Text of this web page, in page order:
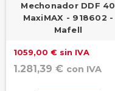
Mechonador DDF 40
MaxiMAX - 918602 -
Mafell
1059,00 € sin IVA
1.281,39 € con IVA